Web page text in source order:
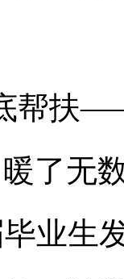
帮扶
无数
业生